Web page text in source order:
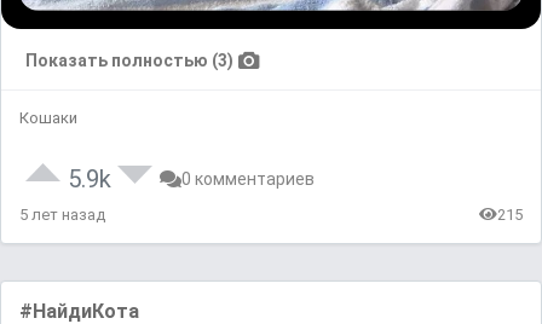
Показать полностью (3)
Кошаки
5.9k 0 комментариев
5 лет назад 215
#НайдиКота